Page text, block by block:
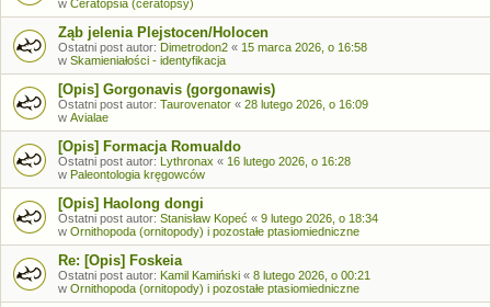
w Ceratopsia (ceratopsy)
Ząb jelenia Plejstocen/Holocen
Ostatni post autor: Dimetrodon2 « 15 marca 2026, o 16:58
w Skamieniałości - identyfikacja
[Opis] Gorgonavis (gorgonawis)
Ostatni post autor: Taurovenator « 28 lutego 2026, o 16:09
w Avialae
[Opis] Formacja Romualdo
Ostatni post autor: Lythronax « 16 lutego 2026, o 16:28
w Paleontologia kręgowców
[Opis] Haolong dongi
Ostatni post autor: Stanisław Kopeć « 9 lutego 2026, o 18:34
w Ornithopoda (ornitopody) i pozostałe ptasiomiedniczne
Re: [Opis] Foskeia
Ostatni post autor: Kamil Kamiński « 8 lutego 2026, o 00:21
w Ornithopoda (ornitopody) i pozostałe ptasiomiedniczne